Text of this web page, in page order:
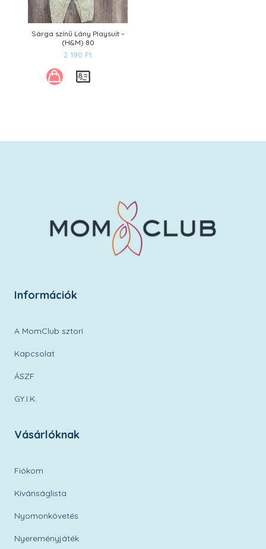
Sárga színű Lány Playsuit –
(H&M) 80
2 190 Ft
Információk
A MomClub sztori
Kapcsolat
ÁSZF
GY.I.K.
Vásárlóknak
Fiókom
Kívánságlista
Nyomonkövetés
Nyereményjáték